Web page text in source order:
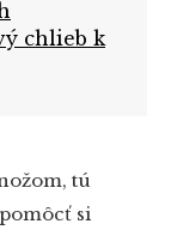
chlieb k
tú
si